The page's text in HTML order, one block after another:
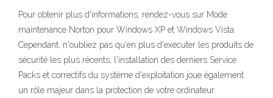
Pour obtenir plus d'informations, rendez-vous sur Mode
maintenance Norton pour Windows XP et Windows Vista.
Cependant, n'oubliez pas qu'en plus d'exécuter les produits de
sécurité les plus récents, l'installation des derniers Service
Packs et correctifs du système d'exploitation joue également
un rôle majeur dans la protection de votre ordinateur.